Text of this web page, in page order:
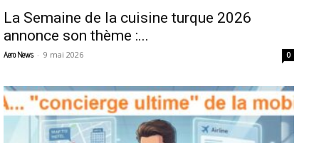
La Semaine de la cuisine turque 2026
annonce son thème :...
Aero News - 9 mai 2026 0